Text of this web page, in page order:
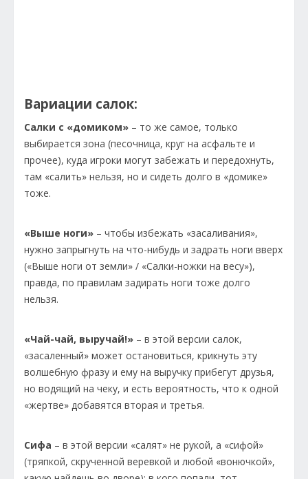
Вариации салок:
Салки с «домиком» – то же самое, только
выбирается зона (песочница, круг на асфальте и
прочее), куда игроки могут забежать и передохнуть,
там «салить» нельзя, но и сидеть долго в «домике»
тоже.
«Выше ноги» – чтобы избежать «засаливания»,
нужно запрыгнуть на что-нибудь и задрать ноги вверх
(«Выше ноги от земли» / «Салки-ножки на весу»),
правда, по правилам задирать ноги тоже долго
нельзя.
«Чай-чай, выручай!» – в этой версии салок,
«засаленный» может остановиться, крикнуть эту
волшебную фразу и ему на выручку прибегут друзья,
но водящий на чеку, и есть вероятность, что к одной
«жертве» добавятся вторая и третья.
Сифа – в этой версии «салят» не рукой, а «сифой»
(тряпкой, скрученной веревкой и любой «вонючкой»,